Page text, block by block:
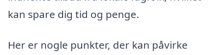
kan spare dig tid og penge.
Her er nogle punkter, der kan påvirke